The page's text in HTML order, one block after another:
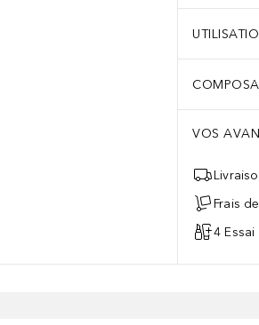
VOS
Frais
4